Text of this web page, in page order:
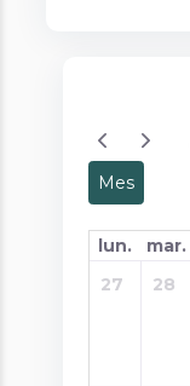
Mes
lun. mar.
27
28